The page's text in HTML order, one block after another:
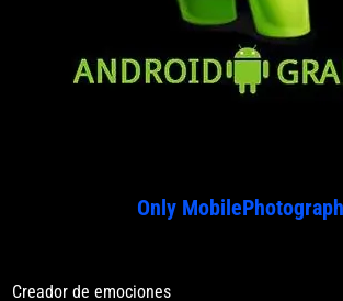
Only
Creador de emociones